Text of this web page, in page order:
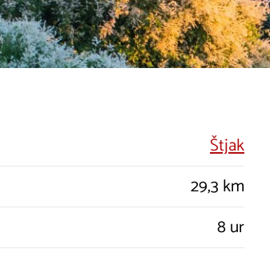
Štjak
29,3 km
8 ur